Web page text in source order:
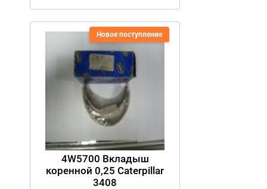
Новое поступление
4W5700 Вкладыш
коренной 0,25 Caterpillar
3408